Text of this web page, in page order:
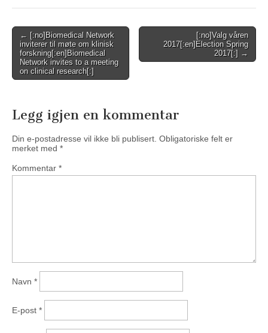
Post
navigation
← [:no]Biomedical Network
inviterer til møte om klinisk
forskning[:en]Biomedical
Network invites to a meeting
on clinical research[:]
[:no]Valg våren
2017[:en]Election Spring
2017[:] →
Legg igjen en kommentar
Din e-postadresse vil ikke bli publisert. Obligatoriske felt er
merket med *
Kommentar *
Navn *
E-post *